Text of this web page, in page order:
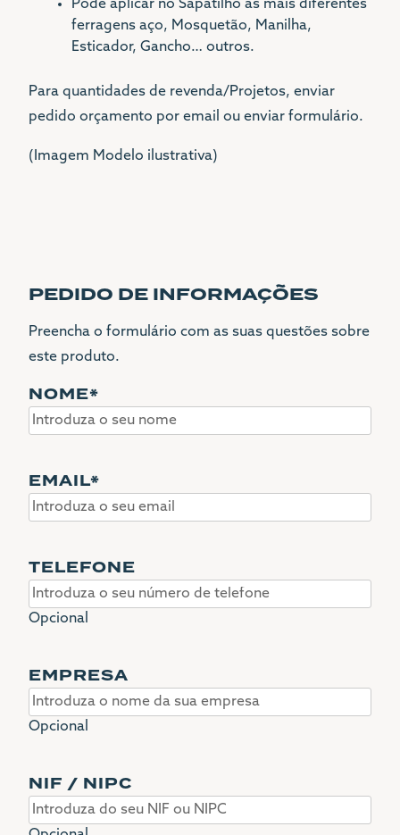
Pode aplicar no Sapatilho as mais diferentes
ferragens aço, Mosquetão, Manilha,
Esticador, Gancho… outros.
Para quantidades de revenda/Projetos, enviar
pedido orçamento por email ou enviar formulário.
(Imagem Modelo ilustrativa)
PEDIDO DE INFORMAÇÕES
Preencha o formulário com as suas questões sobre
este produto.
NOME*
EMAIL*
TELEFONE
Opcional
EMPRESA
Opcional
NIF / NIPC